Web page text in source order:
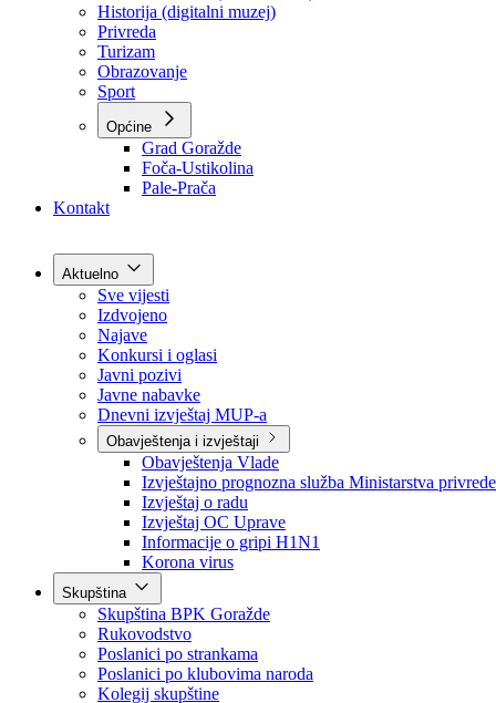
O kantonu
O kantonu
Simboli kantona (Grb, zastava)
Historija (digitalni muzej)
Privreda
Turizam
Obrazovanje
Sport
Općine
Kontakt
Aktuelno
Sve vijesti
Izdvojeno
Najave
Konkursi i oglasi
Javni pozivi
Javne nabavke
Dnevni izvještaj MUP-a
Obavještenja i izvještaji
Obavještenja Vlade
Izvještajno prognozna služba Ministarstva privrede
Izvještaj o radu
Izvještaj OC Uprave
Informacije o gripi H1N1
Korona virus
Skupština
Skupština BPK Goražde
Rukovodstvo